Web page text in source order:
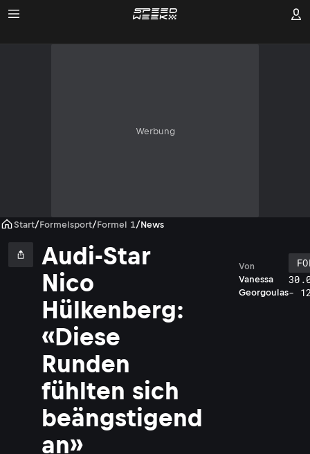
Werbung
Start/Formelsport/Formel 1/News
Audi-Star
Nico
Hülkenberg:
«Diese
Runden
fühlten sich
beängstigend
an»
Vanessa
Georgoulas
Von
-